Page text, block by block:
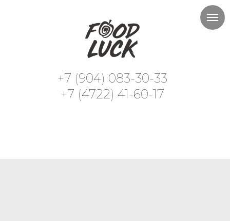
+7 (904) 083-30-33
+7 (4722) 41-60-17